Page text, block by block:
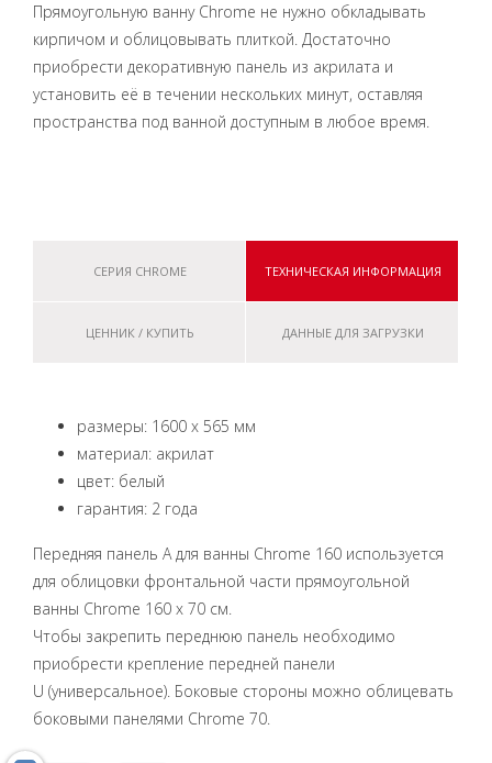
Прямоугольную ванну Chrome не нужно обкладывать
кирпичом и облицовывать плиткой. Достаточно
приобрести декоративную панель из акрилата и
установить её в течении нескольких минут, оставляя
пространства под ванной доступным в любое время.
СЕРИЯ CHROME ТЕХНИЧЕСКАЯ ИНФОРМАЦИЯ
ЦЕННИК / КУПИТЬ ДАННЫЕ ДЛЯ ЗАГРУЗКИ
размеры: 1600 x 565 мм
материал: акрилат
цвет: белый
гарантия: 2 года
Передняя панель А для ванны Chrome 160 используется
для облицовки фронтальной части прямоугольной
ванны Chrome 160 x 70 см.
Чтобы закрепить переднюю панель необходимо
приобрести крепление передней панели
U (универсальное). Боковые стороны можно облицевать
боковыми панелями Сhrome 70.